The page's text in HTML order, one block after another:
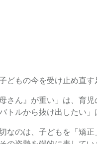
もの今を受け止め直す
ん』が重い」は、育
ルから抜け出したい」
のは、子どもを「矯